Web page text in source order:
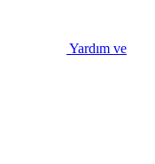
Yardım ve